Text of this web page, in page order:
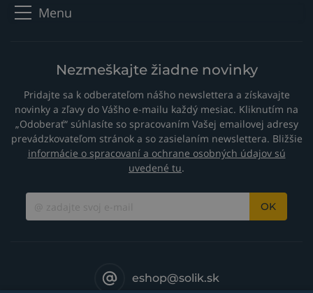
Menu
Nezmeškajte žiadne novinky
Pridajte sa k odberateľom nášho newslettera a získavajte
novinky a zľavy do Vášho e-mailu každý mesiac. Kliknutím na
„Odoberať“ súhlasíte so spracovaním Vašej emailovej adresy
prevádzkovateľom stránok a so zasielaním newslettera. Bližšie
informácie o spracovaní a ochrane osobných údajov sú
uvedené tu.
OK
eshop@solik.sk